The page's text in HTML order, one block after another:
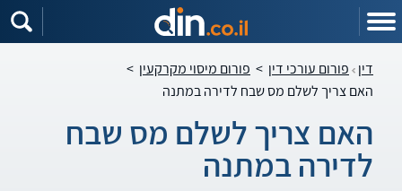
דין פורום עורכי דין > פורום מיסוי מקרקעין >
האם צריך לשלם מס שבח לדירה במתנה
האם צריך לשלם מס שבח
לדירה במתנה